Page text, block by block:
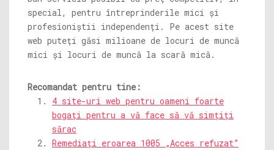
special, pentru întreprinderile mici și
profesioniștii independenți. Pe acest site
web puteți găsi milioane de locuri de muncă
mici și locuri de muncă la scară mică.
Recomandat pentru tine:
4 site-uri web pentru oameni foarte
bogați pentru a vă face să vă simțiți
sărac
Remediați eroarea 1005 „Acces refuzat”